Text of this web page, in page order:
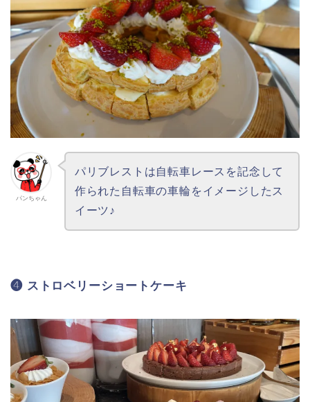
パンちゃん
パリブレストは自転車レースを記念して
作られた自転車の車輪をイメージしたス
イーツ♪
❹ ストロベリーショートケーキ